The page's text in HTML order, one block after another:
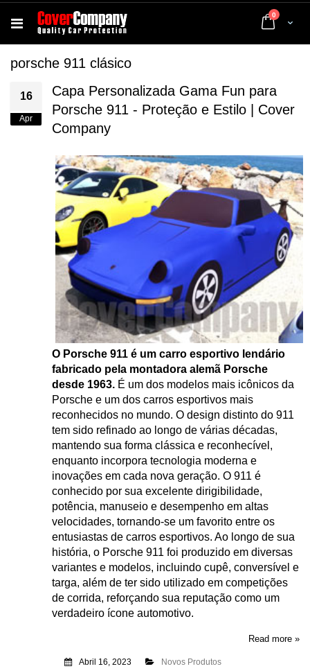
Cart
0 artigos
porsche 911 clásico
16
Apr
Capa Personalizada Gama Fun para
Porsche 911 - Proteção e Estilo | Cover
Company
O Porsche 911 é um carro esportivo lendário
fabricado pela montadora alemã Porsche
desde 1963. É um dos modelos mais icônicos da
Porsche e um dos carros esportivos mais
reconhecidos no mundo. O design distinto do 911
tem sido refinado ao longo de várias décadas,
mantendo sua forma clássica e reconhecível,
enquanto incorpora tecnologia moderna e
inovações em cada nova geração. O 911 é
conhecido por sua excelente dirigibilidade,
potência, manuseio e desempenho em altas
velocidades, tornando-se um favorito entre os
entusiastas de carros esportivos. Ao longo de sua
história, o Porsche 911 foi produzido em diversas
variantes e modelos, incluindo cupê, conversível e
targa, além de ter sido utilizado em competições
de corrida, reforçando sua reputação como um
verdadeiro ícone automotivo.
Read more »
Abril 16, 2023 Novos Produtos